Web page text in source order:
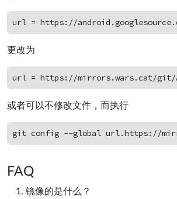
更改为
或者可以不修改文件，而执行
FAQ
镜像的是什么？